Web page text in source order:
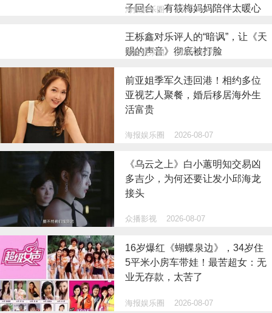
子回台，有筱梅妈妈陪伴太暖心
海报娱乐圈 2026-08-07
王栎鑫对乐评人的“暗讽”，让《天
赐的声音》彻底被打脸
海报娱乐圈 2026-08-07
前亚姐季军久违回港！相约多位
亚视艺人聚餐，婚后移居海外生
活富贵
海报娱乐圈 2026-08-07
《乌云之上》白小蕙明知交易凶
多吉少，为何还要让发小邱海龙
接头
众播影视 2026-08-07
16岁爆红《蝴蝶泉边》，34岁住
5平米小房车带娃！最苦超女：无
业无存款，太苦了
海报娱乐圈 2026-08-07